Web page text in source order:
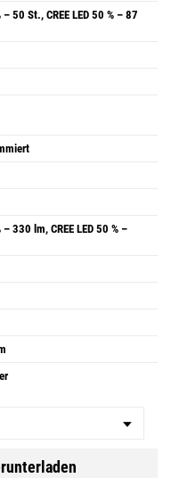
– 50 St., CREE LED 50 % – 87
– 330 lm, CREE LED 50 % –